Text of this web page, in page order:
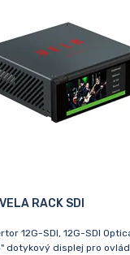
RACK SDI
12G-SDI, 12G-SDI
dotykový displej pro